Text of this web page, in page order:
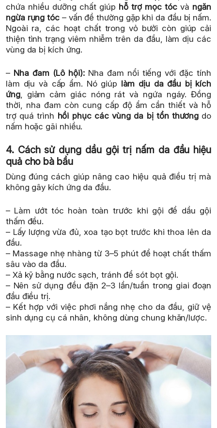
chứa nhiều dưỡng chất giúp hỗ trợ mọc tócvà ngăn
ngừa rụng tóc– vấn đề thường gặp khi da đầu bị nấm.
Ngoài ra, các hoạt chất trong vỏ bưởi còn giúp cải
thiện tình trạng viêm nhiễm trên da đầu, làm dịu các
vùng da bị kích ứng.
– Nha đam (Lô hội):Nha đam nổi tiếng với đặc tính
làm dịu và cấp ẩm. Nó giúp làm dịu da đầu bị kích
ứng, giảm cảm giác nóng rát và ngứa ngáy. Đồng
thời, nha đam còn cung cấp độ ẩm cần thiết và hỗ
trợ quá trình hồi phục các vùng da bị tổn thươngdo
nấm hoặc gãi nhiều.
4. Cách sử dụng dầu gội trị nấm da đầu hiệu
quả cho bà bầu
Dùng đúng cách giúp nâng cao hiệu quả điều trị mà
không gây kích ứng da đầu.
– Làm ướt tóc hoàn toàn trước khi gội để dầu gội
thấm đều.
– Lấy lượng vừa đủ, xoa tạo bọt trước khi thoa lên da
đầu.
– Massage nhẹ nhàng từ 3–5 phút để hoạt chất thấm
sâu vào da đầu.
– Xả kỹ bằng nước sạch, tránh để sót bọt gội.
– Nên sử dụng đều đặn 2–3 lần/tuần trong giai đoạn
đầu điều trị.
– Kết hợp với việc phơi nắng nhẹ cho da đầu, giữ vệ
sinh dụng cụ cá nhân, không dùng chung khăn/lược.